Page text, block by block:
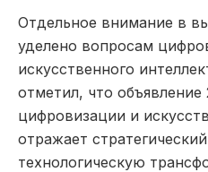
Отдельное внимание в
уделено вопросам
искусственного
отметил, что
цифровизации и
отражает
технологическую